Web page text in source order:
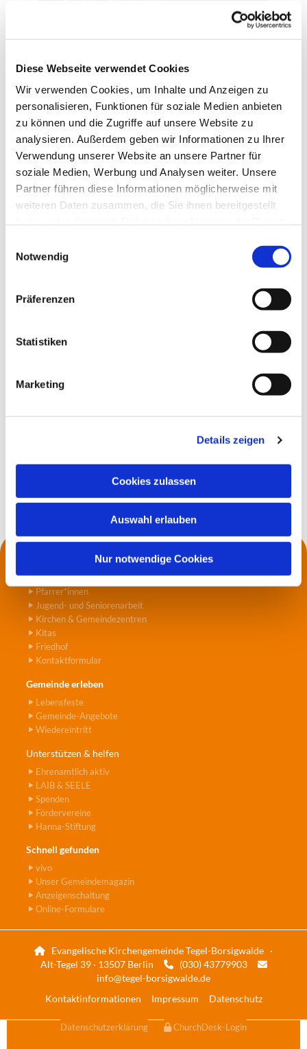
Diese Webseite verwendet Cookies
Wir verwenden Cookies, um Inhalte und Anzeigen zu
personalisieren, Funktionen für soziale Medien anbieten
zu können und die Zugriffe auf unsere Website zu
analysieren. Außerdem geben wir Informationen zu Ihrer
Verwendung unserer Website an unsere Partner für
soziale Medien, Werbung und Analysen weiter. Unsere
Partner führen diese Informationen möglicherweise mit
weiteren Daten zusammen, die Sie ihnen bereitgestellt
h
Notwendig
Präferenzen
Statistiken
Marketing
Details zeigen
Cookies zulassen
Auswahl erlauben
Nur notwendige Cookies
Straße 47, 13507 Berlin
Regina Schlingheider und
Team
Eine Stunde, vollgepackt mit Themen, über
Schauen Sie doch mal vorbei!
Die Küsterei
Pfarrer*innen
Jugend- und Seniorenarbeit
Kirchen & Gemeindezentren
Kitas
Friedhof
Kontaktformular
Gemeinde erleben
Lebensfeste
Gemeinde-Angebote
Wiedereintritt
Unterstützen & helfen
Ehrenamtlich aktiv
LAIB & SEELE
Spenden
Fördervereine
Hanna-Stiftung
Schnell gefunden
vivo
Unser Gemeindemagazin
Anzeigenschaltung
Online-Formulare

Evangelische Kirchengemeinde Tegel-Borsigwalde ·
Alt-Tegel 39 · 13507 Berlin
(030) 43779903 
info@tegel-borsigwalde.de
Kontaktinformationen
Impressum Datenschutz
Datenschutzerklärung ChurchDesk-Login